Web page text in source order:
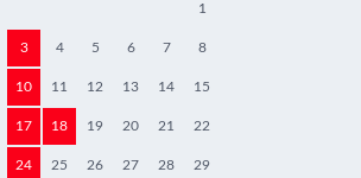
1
3 4 5 6 7 8
10 11 12 13 14 15
17 18 19 20 21 22
24 25 26 27 28 29